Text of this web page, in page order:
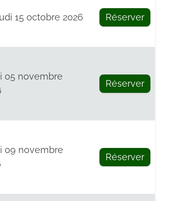
15 octobre 2026 Réserver
05 novembre
Réserver
09 novembre
Réserver